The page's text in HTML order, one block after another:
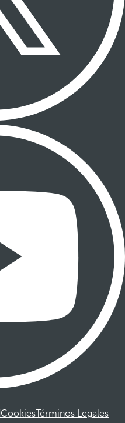
CookiesTérminos Legales